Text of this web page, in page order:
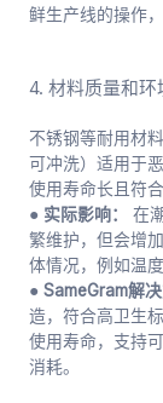
鲜生产线的操作
4. 材料质量和环
不锈钢等耐用材
可冲洗）适用于
使用寿命长且符
● 实际影响：
在
繁维护，但会增
体情况，例如温
● SameGram解
造，符合高卫生
使用寿命，支持
消耗。